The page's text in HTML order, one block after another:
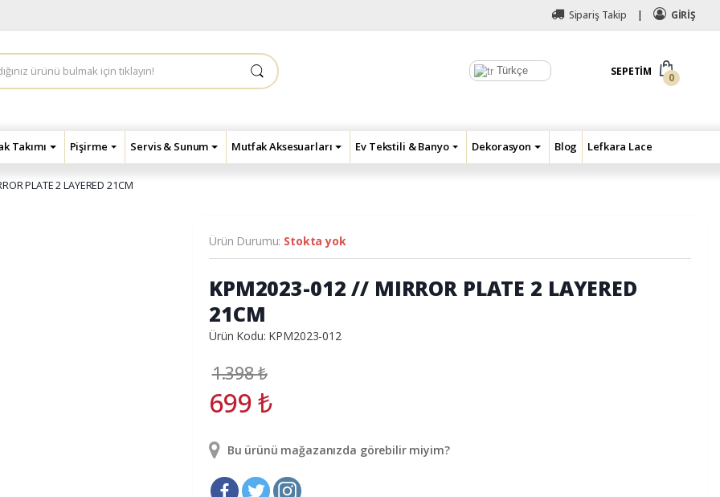
Sipariş Takip GİRİŞ
Türkçe SEPETIM
0
Takımı Pişirme Servis & Sunum Mutfak Aksesuarları Ev Tekstili & Banyo Dekorasyon Blog Lefkara Lace
PLATE 2 LAYERED 21CM
Ürün Durumu: Stokta yok
KPM2023-012 // MIRROR PLATE 2 LAYERED
21CM
Ürün Kodu: KPM2023-012
1.398₺
699₺
Bu ürünü mağazanızda görebilir miyim?